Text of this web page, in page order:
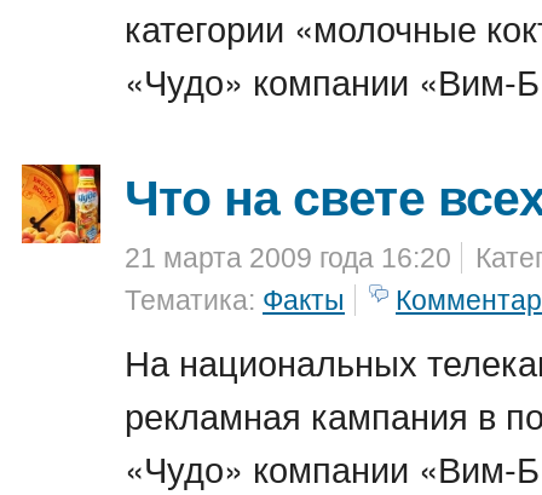
категории «молочные
«Чудо» компании «Вим-
Что на свете
21 марта 2009 года 16:20
Тематика: Факты
На национальных
рекламная кампания в
«Чудо» компании «Вим-